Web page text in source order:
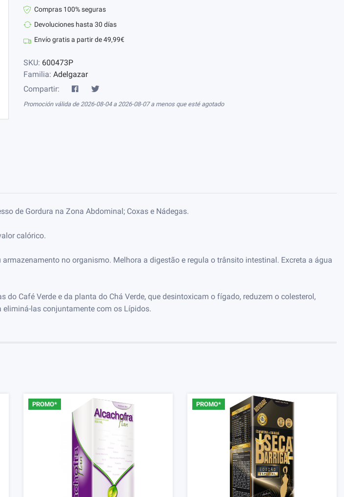
Compras 100% seguras
Devoluciones hasta 30 días
Envío gratis a partir de 49,99€
SKU: 600473P
Familia: Adelgazar
Compartir:
Promoción válida de 2026-08-04 a 2026-08-07 a menos que esté agotado
de Gordura na Zona Abdominal; Coxas e Nádegas.
calórico.
no organismo. Melhora a digestão e regula o trânsito intestinal. Excreta a água
Café Verde e da planta do Chá Verde, que desintoxicam o fígado, reduzem o colesterol,
las conjuntamente com os Lípidos.
PROMO* PROMO*